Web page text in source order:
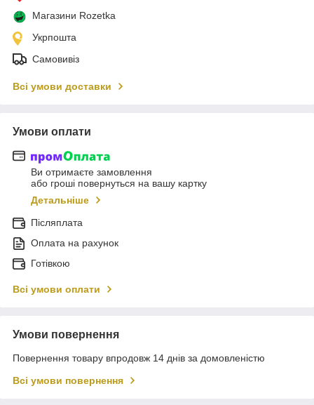
Магазини Rozetka
Укрпошта
Самовивіз
Всі умови доставки
Умови оплати
Ви отримаєте замовлення
або гроші повернуться на вашу картку
Детальніше
Післяплата
Оплата на рахунок
Готівкою
Всі умови оплати
Умови повернення
Повернення товару впродовж 14 днів за домовленістю
Всі умови повернення